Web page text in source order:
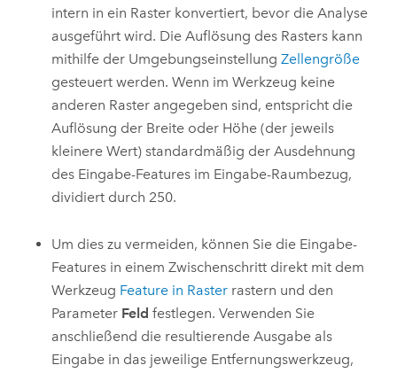
intern in ein Raster konvertiert, bevor die Analyse
ausgeführt wird. Die Auflösung des Rasters kann
mithilfe der UmgebungseinstellungZellengröße
gesteuert werden. Wenn im Werkzeug keine
anderen Raster angegeben sind, entspricht die
Auflösung der Breite oder Höhe (der jeweils
kleinere Wert) standardmäßig der Ausdehnung
des Eingabe-Features im Eingabe-Raumbezug,
dividiert durch 250.
Um dies zu vermeiden, können Sie die Eingabe-
Features in einem Zwischenschritt direkt mit dem
Werkzeug Feature in Raster rastern und den
Parameter Feld festlegen. Verwenden Sie
anschließend die resultierende Ausgabe als
Eingabe in das jeweilige Entfernungswerkzeug,